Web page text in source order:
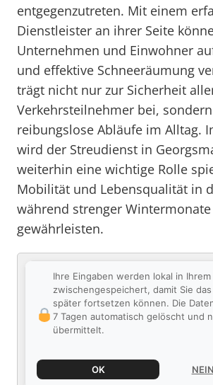
entgegenzutreten. Mit einem
Dienstleister an ihrer Seite
Unternehmen und Einwohner
und effektive Schneeräumung
trägt nicht nur zur Sicherheit
Verkehrsteilnehmer bei,
reibungslose Abläufe im Alltag.
wird der Streudienst in
weiterhin eine wichtige Rolle
Mobilität und Lebensqualität in
während strenger Wintermonate
gewährleisten.
Ihre Eingaben werden lokal in
zwischengespeichert, damit Sie das
später fortsetzen können. Die
7 Tagen automatisch gelöscht und
übermittelt.
OK